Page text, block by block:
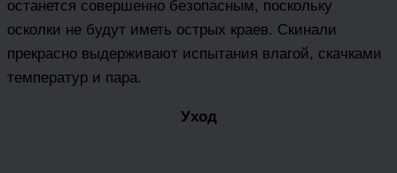
останется совершенно безопасным, поскольку
осколки не будут иметь острых краев. Скинали
прекрасно выдерживают испытания влагой, скачками
температур и пара.
Уход